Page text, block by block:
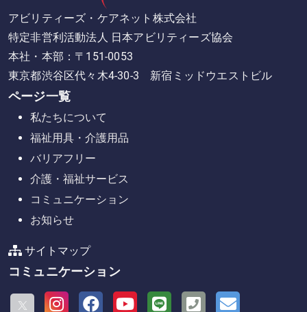
アビリティーズ・ケアネット株式会社
特定非営利活動法人 日本アビリティーズ協会
本社・本部：〒151-0053
東京都渋谷区代々木4-30-3 新宿ミッドウエストビル
ページ一覧
私たちについて
福祉用具・介護用品
バリアフリー
介護・福祉サービス
コミュニケーション
お知らせ
サイトマップ
コミュニケーション